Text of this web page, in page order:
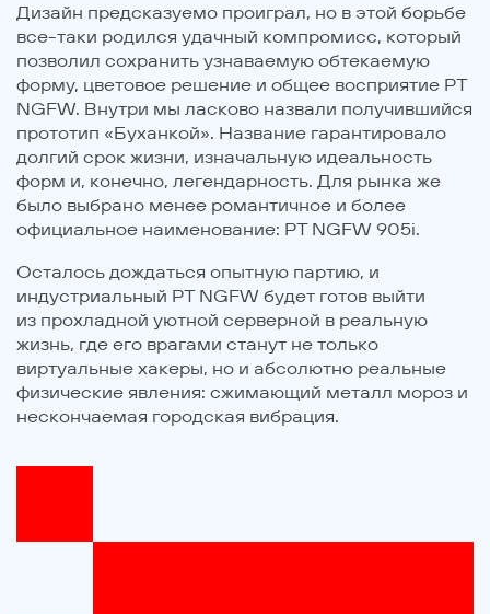
Дизайн предсказуемо проиграл, но в этой борьбе
все-таки родился удачный компромисс, который
позволил сохранить узнаваемую обтекаемую
форму, цветовое решение и общее восприятие PT
NGFW. Внутри мы ласково назвали получившийся
прототип «Буханкой». Название гарантировало
долгий срок жизни, изначальную идеальность
форм и, конечно, легендарность. Для рынка же
было выбрано менее романтичное и более
официальное наименование: PT NGFW 905i.
Осталось дождаться опытную партию, и
индустриальный PT NGFW будет готов выйти
из прохладной уютной серверной в реальную
жизнь, где его врагами станут не только
виртуальные хакеры, но и абсолютно реальные
физические явления: сжимающий металл мороз и
нескончаемая городская вибрация.